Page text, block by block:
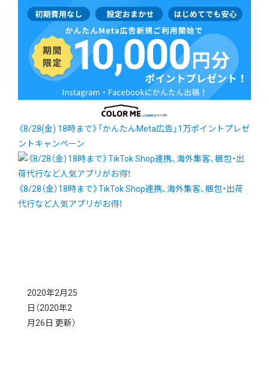
《8/28(金) 18時まで》「かんたんMeta広告」1万ポイントプレゼ
ントキャンペーン
《8/28（金）18時まで》TikTok Shop連携、海外集客、梱包・出荷
代行など人気アプリがお得！
2020年2月25
日 （2020年2
月26日 更新）